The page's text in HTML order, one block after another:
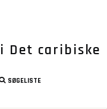
Det caribiske
SØGELISTE